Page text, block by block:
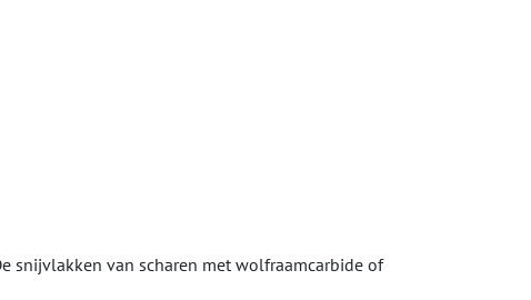
snijvlakken van scharen met wolfraamcarbide of